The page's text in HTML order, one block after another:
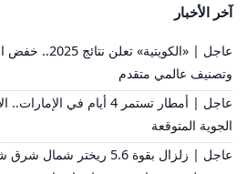
آخر الأخبار
عاجل |
وتصنيف عالمي متقدم
عاجل | أمطار تستمر 4 أيام
الجوية المتوقعة
عاجل | زلزال بقوة 5.6